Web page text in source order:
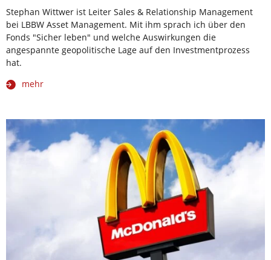
Stephan Wittwer ist Leiter Sales & Relationship Management
bei LBBW Asset Management. Mit ihm sprach ich über den
Fonds "Sicher leben" und welche Auswirkungen die
angespannte geopolitische Lage auf den Investmentprozess
hat.
mehr